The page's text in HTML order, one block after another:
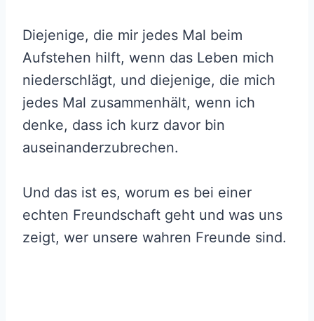
Diejenige, die mir jedes Mal beim
Aufstehen hilft, wenn das Leben mich
niederschlägt, und diejenige, die mich
jedes Mal zusammenhält, wenn ich
denke, dass ich kurz davor bin
auseinanderzubrechen.
Und das ist es, worum es bei einer
echten Freundschaft geht und was uns
zeigt, wer unsere wahren Freunde sind.